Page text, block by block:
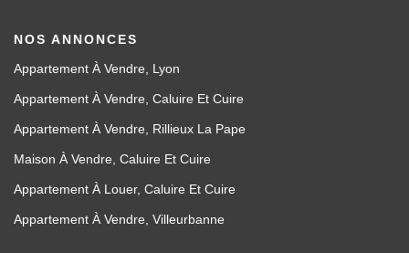
NOS ANNONCES
Appartement À Vendre, Lyon
Appartement À Vendre, Caluire Et Cuire
Appartement À Vendre, Rillieux La Pape
Maison À Vendre, Caluire Et Cuire
Appartement À Louer, Caluire Et Cuire
Appartement À Vendre, Villeurbanne